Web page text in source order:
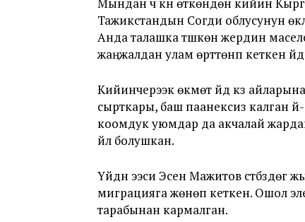
Тажикстандын Согди облусунун
Анда талашка түшкөн жердин
жаңжалдан улам өрттөнүп кеткен
Кийинчерээк өкмөт үйдү күз айларына
сырткары, баш паанексиз калган
коомдук уюмдар да акчалай
үйлүү болушкан.
Үйдүн ээси Эсен Мажитов
миграцияга жөнөп кеткен. Ошол
тарабынан кармалган.